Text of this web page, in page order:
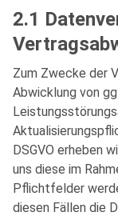
2.1
Zum Zwecke der
Abwicklung von
DSGVO erheben
uns diese im
Pflichtfelder
diesen Fällen die